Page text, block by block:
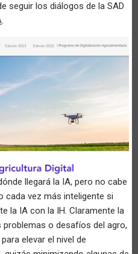
seguir los diálogos de la SAD
.
llegará la IA, pero no cabe
cada vez más inteligente si
la IA con la IH. Claramente la
o desafíos del agro,
elevar el nivel de